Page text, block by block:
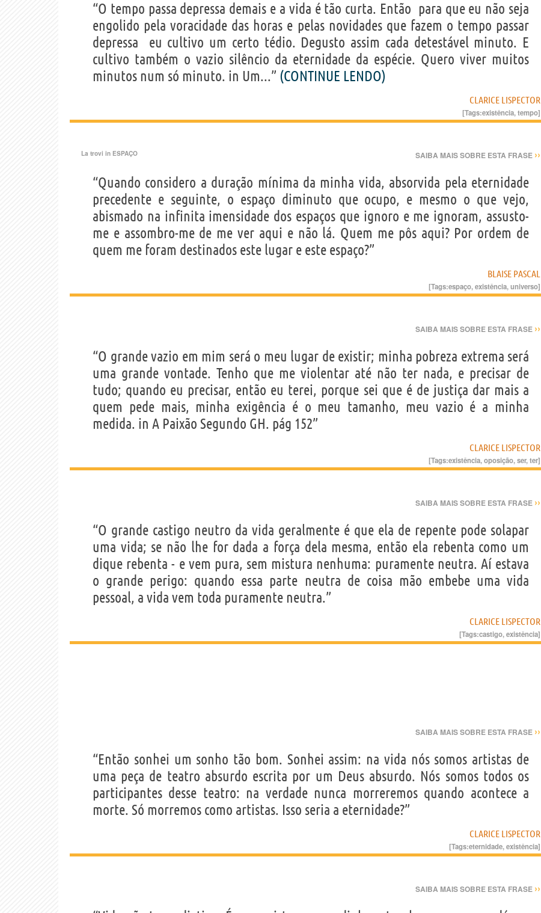
“O tempo passa depressa demais e a vida é tão curta. Então  para que eu não seja
engolido pela voracidade das horas e pelas novidades que fazem o tempo passar
depressa  eu cultivo um certo tédio. Degusto assim cada detestável minuto. E
cultivo também o vazio silêncio da eternidade da espécie. Quero viver muitos
minutos num só minuto. in Um...” (CONTINUE LENDO)
CLARICE LISPECTOR
[Tags:existência,tempo]
La trovi in ESPAÇO SAIBA MAIS SOBRE ESTA FRASE ››
“Quando considero a duração mínima da minha vida, absorvida pela eternidade
precedente e seguinte, o espaço diminuto que ocupo, e mesmo o que vejo,
abismado na infinita imensidade dos espaços que ignoro e me ignoram, assusto-
me e assombro-me de me ver aqui e não lá. Quem me pôs aqui? Por ordem de
quem me foram destinados este lugar e este espaço?”
BLAISE PASCAL
[Tags:espaço,existência,universo]
SAIBA MAIS SOBRE ESTA FRASE ››
“O grande vazio em mim será o meu lugar de existir; minha pobreza extrema será
uma grande vontade. Tenho que me violentar até não ter nada, e precisar de
tudo; quando eu precisar, então eu terei, porque sei que é de justiça dar mais a
quem pede mais, minha exigência é o meu tamanho, meu vazio é a minha
medida. in A Paixão Segundo GH. pág 152”
CLARICE LISPECTOR
[Tags:existência,oposição,ser,ter]
SAIBA MAIS SOBRE ESTA FRASE ››
“O grande castigo neutro da vida geralmente é que ela de repente pode solapar
uma vida; se não lhe for dada a força dela mesma, então ela rebenta como um
dique rebenta - e vem pura, sem mistura nenhuma: puramente neutra. Aí estava
o grande perigo: quando essa parte neutra de coisa mão embebe uma vida
pessoal, a vida vem toda puramente neutra.”
CLARICE LISPECTOR
[Tags:castigo,existência]
SAIBA MAIS SOBRE ESTA FRASE ››
“Então sonhei um sonho tão bom. Sonhei assim: na vida nós somos artistas de
uma peça de teatro absurdo escrita por um Deus absurdo. Nós somos todos os
participantes desse teatro: na verdade nunca morreremos quando acontece a
morte. Só morremos como artistas. Isso seria a eternidade?”
CLARICE LISPECTOR
[Tags:eternidade,existência]
SAIBA MAIS SOBRE ESTA FRASE ››